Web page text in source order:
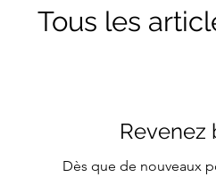
Tous les
Revenez
Dès que de nouveaux